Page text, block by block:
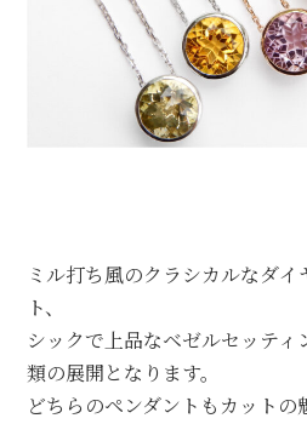
ミル打ち風のクラシカルなダ
ト、
シックで上品なベゼルセッテ
類の展開となります。
どちらのペンダントもカット